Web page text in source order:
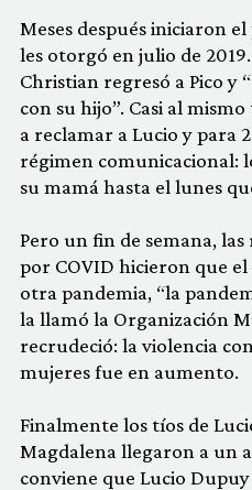
Meses después iniciaron
les otorgó en julio de
Christian regresó a Pico y
con su hijo”. Casi al
a reclamar a Lucio y para
régimen comunicacional:
su mamá hasta el lunes
Pero un fin de semana,
por COVID hicieron que
otra pandemia, “la
la llamó la Organización
recrudeció: la violencia
mujeres fue en aumento.
Finalmente los tíos de
Magdalena llegaron a un
conviene que Lucio